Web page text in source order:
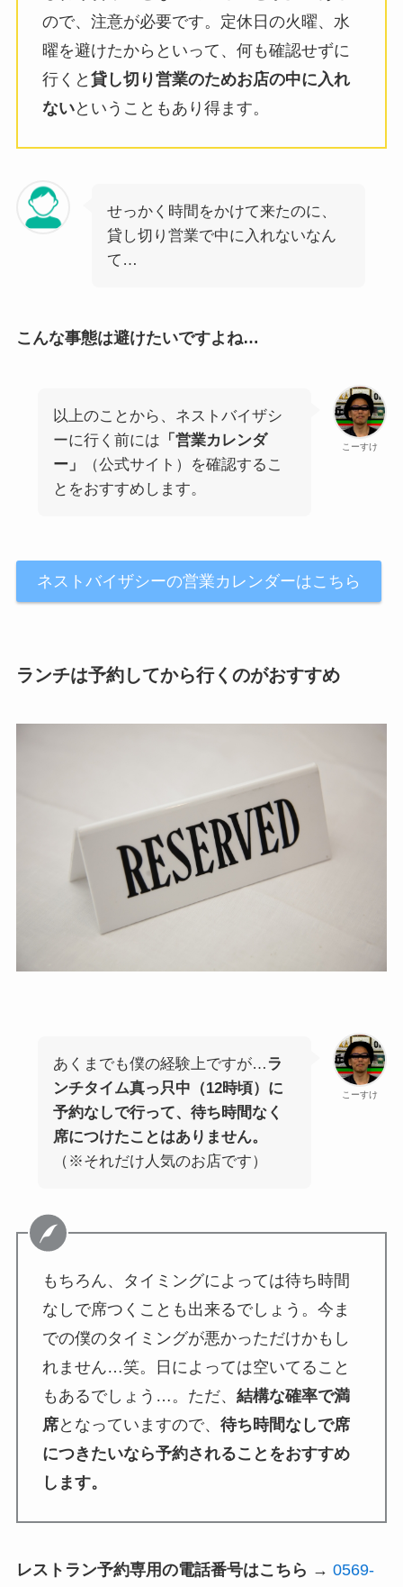
ので、注意が必要です。定休日の火曜、水
曜を避けたからといって、何も確認せずに
行くと 貸し切り営業のためお店の中に入れ
ないということもあり得ます。
せっかく時間をかけて来たのに、
貸し切り営業で中に入れないなん
て…
こんな事態は避けたいですよね…
こーすけ
以上のことから、ネストバイザシ
ーに行く前には 「営業カレンダ
ー」
（公式サイト）を確認するこ
とをおすすめします。
ネストバイザシーの営業カレンダーはこちら
ランチは予約してから行くのがおすすめ
こーすけ
あくまでも僕の経験上ですが…ラ
ンチタイム真っ只中（12時頃）に
予約なしで行って、待ち時間なく
席につけたことはありません。
（※それだけ人気のお店です）
もちろん、タイミングによっては待ち時間
なしで席つくことも出来るでしょう。今ま
での僕のタイミングが悪かっただけかもし
れません…笑。日によっては空いてること
もあるでしょう…。ただ、 結構な確率で満
席となっていますので、 待ち時間なしで席
につきたいなら予約されることをおすすめ
します。
レストラン予約専用の電話番号はこちら → 0569-